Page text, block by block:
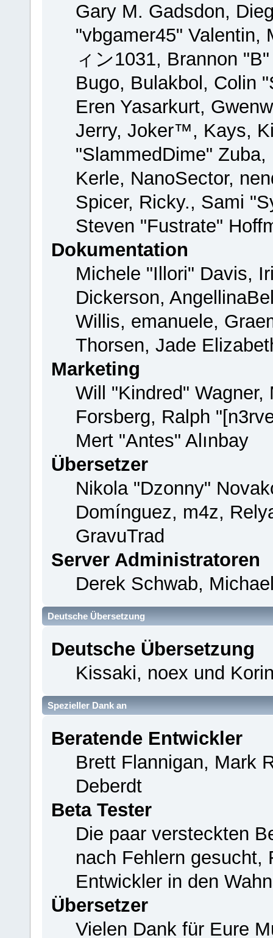
Gary M. Gadsdon,
"vbgamer45"
ィン1031, Brannon
Bugo, Bulakbol, Colin
Eren Yasarkurt,
Jerry, Joker™, Kays,
"SlammedDime"
Kerle, NanoSector,
Spicer, Ricky., Sami
Steven "Fustrate"
Dokumentation
Michele "Illori" Davis,
Dickerson,
Willis, emanuele,
Thorsen, Jade
Marketing
Will "Kindred" Wagner,
Forsberg, Ralph
Mert "Antes" Alınbay
Übersetzer
Nikola "Dzonny"
Domínguez, m4z,
GravuTrad
Server Administratoren
Derek Schwab,
Deutsche Übersetzung
Deutsche Übersetzung
Kissaki, noex und
Spezieller Dank an
Beratende Entwickler
Brett Flannigan, Mark
Deberdt
Beta Tester
Die paar versteckten
nach Fehlern gesucht,
Entwickler in den
Übersetzer
Vielen Dank für Eure